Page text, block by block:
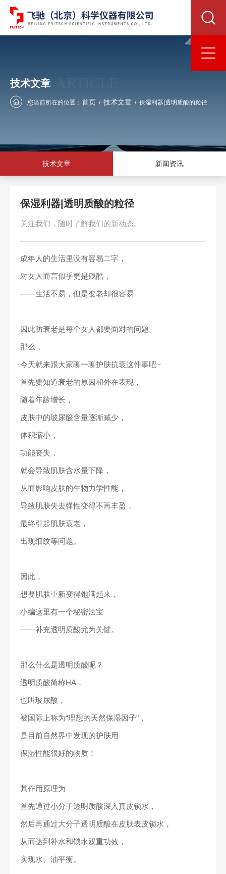
技术文章
您当前所在的位置： 首页 / 技术文章 / 保湿利器|透明质酸的粒径
技术文章 新闻资讯
保湿利器|透明质酸的粒径
关注我们，随时了解我们的新动态。
成年人的生活里没有容易二字，
对女人而言似乎更是残酷，
——生活不易，但是变老却很容易
因此防衰老是每个女人都要面对的问题。
那么，
今天就来跟大家聊一聊护肤抗衰这件事吧~
首先要知道衰老的原因和外在表现，
随着年龄增长，
皮肤中的玻尿酸含量逐渐减少，
体积缩小，
功能丧失，
就会导致肌肤含水量下降，
从而影响皮肤的生物力学性能，
导致肌肤失去弹性变得不再丰盈，
最终引起肌肤衰老，
出现细纹等问题。
因此，
想要肌肤重新变得饱满起来，
小编这里有一个秘密法宝
——补充透明质酸尤为关键。
那么什么是透明质酸呢？
透明质酸简称HA，
也叫玻尿酸，
被国际上称为“理想的天然保湿因子"，
是目前自然界中发现的护肤用
保湿性能很好的物质！
其作用原理为
首先通过小分子透明质酸深入真皮锁水，
然后再通过大分子透明质酸在皮肤表皮锁水，
从而达到补水和锁水双重功效，
实现水、油平衡。